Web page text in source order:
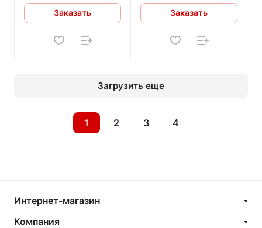
Заказать Заказать
Загрузить еще
1 2 3 4
Интернет-магазин
Компания